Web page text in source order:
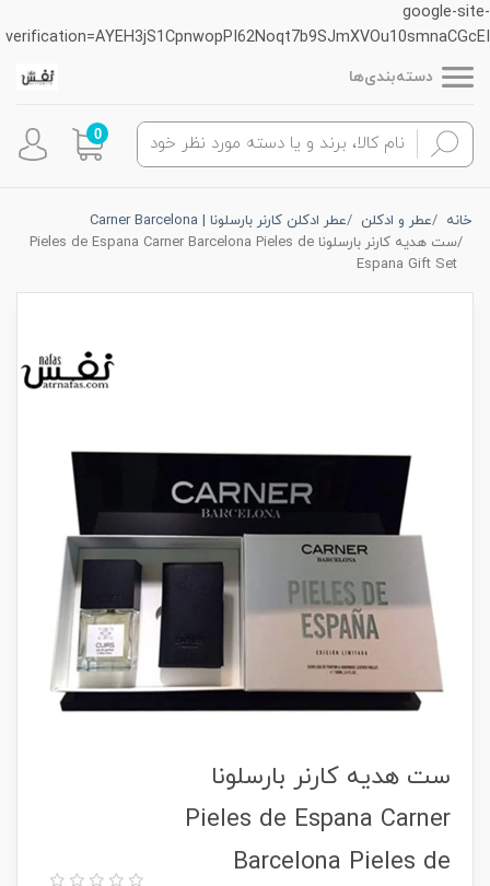
google-site-
verification=AYEH3jS1CpnwopPI62Noqt7b9SJmXVOu10smnaCGcEI
دسته‌بندی‌ها
0
خانه عطر و ادکلن
عطر ادکلن کارنر بارسلونا | Carner Barcelona
ست هدیه کارنر بارسلونا Pieles de Espana Carner Barcelona Pieles de
Espana Gift Set
ست هدیه کارنر بارسلونا
Pieles de Espana Carner
Barcelona Pieles de